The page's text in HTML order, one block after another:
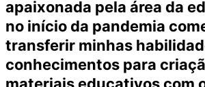
apaixonada pela área da
no início da pandemia
transferir minhas
conhecimentos para